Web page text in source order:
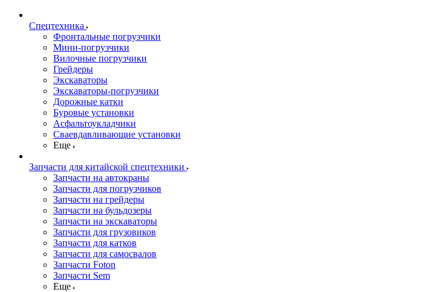
Спецтехника
Фронтальные погрузчики
Мини-погрузчики
Вилочные погрузчики
Грейдеры
Экскаваторы
Экскаваторы-погрузчики
Дорожные катки
Буровые установки
Асфальтоукладчики
Сваевдавливающие установки
Еще
Запчасти для китайской спецтехники
Запчасти на автокраны
Запчасти для погрузчиков
Запчасти на грейдеры
Запчасти на бульдозеры
Запчасти на экскаваторы
Запчасти для грузовиков
Запчасти для катков
Запчасти для самосвалов
Запчасти Foton
Запчасти Sem
Еще